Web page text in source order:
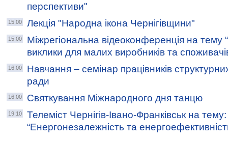
перспективи"
15:00 Лекція "Народна ікона Чернігівщини"
15:00
Міжрегіональна відеоконференція на тему
виклики для малих виробників та споживачів
16:00
Навчання – семінар працівників структурних
ради
16:00 Cвяткування Міжнародного дня танцю
19:10
Телеміст Чернігів-Івано-Франківськ на тему:
“Енергонезалежність та